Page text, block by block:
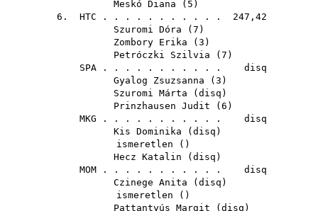
Meskó Diana ( 5 )
6. HTC . . . . . . . . . . . 247,42
Szuromi Dóra ( 7 )
Zombory Erika ( 3 )
Petróczki Szilvia ( 7 )
SPA . . . . . . . . . . . disq
Gyalog Zsuzsanna ( 3 )
Szuromi Márta ( disq )
Prinzhausen Judit ( 6 )
MKG . . . . . . . . . . . disq
Kis Dominika ( disq )
ismeretlen ()
Hecz Katalin ( disq )
MOM . . . . . . . . . . . disq
Czinege Anita ( disq )
ismeretlen ()
Pattantyús Margit ( disq )